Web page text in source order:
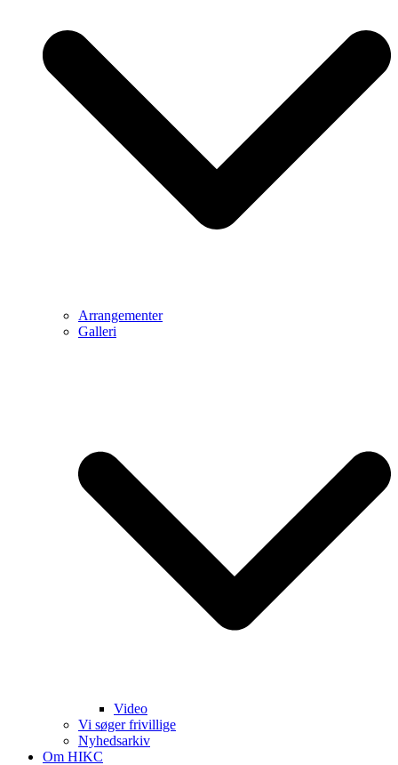
Arrangementer
Galleri
Video
Vi søger frivillige
Nyhedsarkiv
Om HIKC